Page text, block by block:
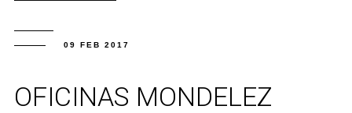
09 FEB 2017
OFICINAS MONDELEZ